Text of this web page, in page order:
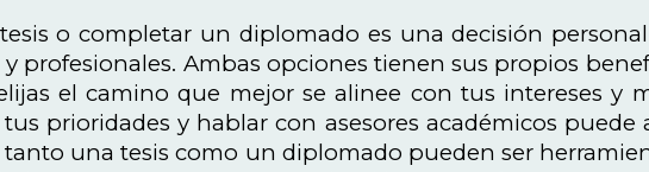
o completar un diplomado es una decisión
profesionales. Ambas opciones tienen sus propios
el camino que mejor se alinee con tus intereses y
prioridades y hablar con asesores académicos puede
una tesis como un diplomado pueden ser